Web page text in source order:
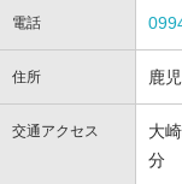
電話
住所 鹿
交通アクセス
大
分